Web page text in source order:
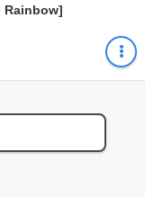
Rainbow]